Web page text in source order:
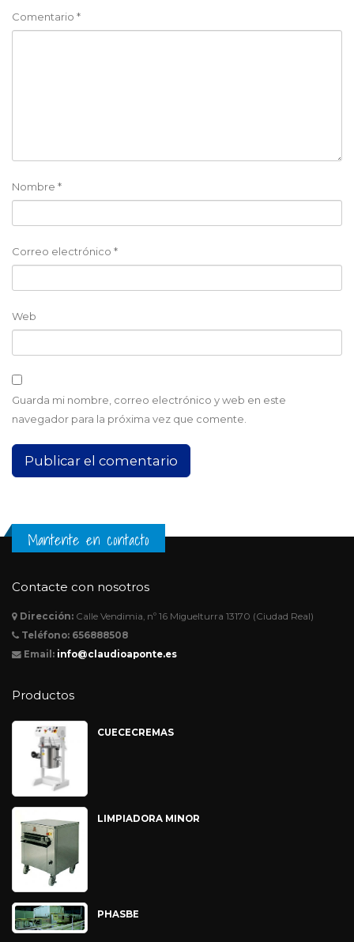
Comentario *
Nombre *
Correo electrónico *
Web
Guarda mi nombre, correo electrónico y web en este
navegador para la próxima vez que comente.
Mantente en contacto
Contacte con nosotros
Dirección: Calle Vendimia, nº 16 Miguelturra 13170 (Ciudad Real)
Teléfono: 656888508
Email: info@claudioaponte.es
Productos
CUECECREMAS
LIMPIADORA MINOR
PHASBE